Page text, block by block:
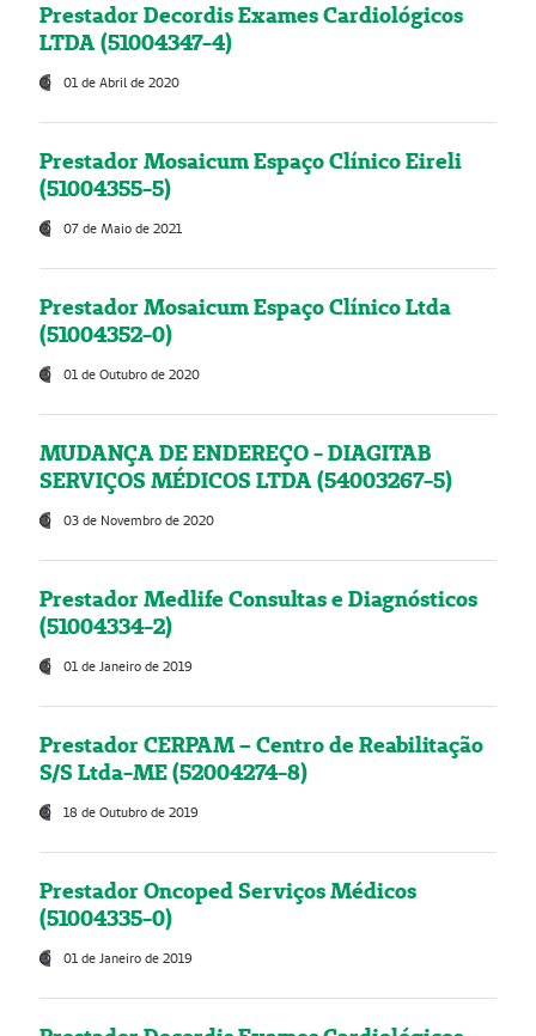
Prestador Decordis Exames Cardiológicos
LTDA (51004347-4)
01 de Abril de 2020
Prestador Mosaicum Espaço Clínico Eireli
(51004355-5)
07 de Maio de 2021
Prestador Mosaicum Espaço Clínico Ltda
(51004352-0)
01 de Outubro de 2020
MUDANÇA DE ENDEREÇO - DIAGITAB
SERVIÇOS MÉDICOS LTDA (54003267-5)
03 de Novembro de 2020
Prestador Medlife Consultas e Diagnósticos
(51004334-2)
01 de Janeiro de 2019
Prestador CERPAM – Centro de Reabilitação
S/S Ltda-ME (52004274-8)
18 de Outubro de 2019
Prestador Oncoped Serviços Médicos
(51004335-0)
01 de Janeiro de 2019